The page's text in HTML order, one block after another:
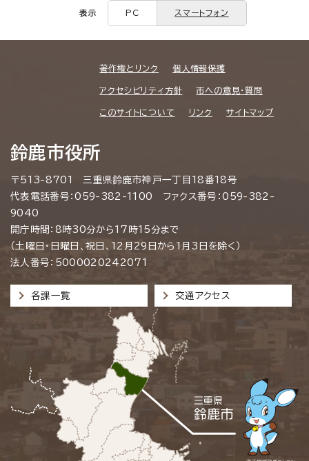
表示 PC スマートフォン
著作権とリンク 個人情報保護
アクセシビリティ方針 市への意見・質問
このサイトについて リンク サイトマップ
鈴鹿市役所
〒513-8701 三重県鈴鹿市神戸一丁目18番18号
代表電話番号：059-382-1100 ファクス番号：059-382-
9040
開庁時間：8時30分から17時15分まで
（土曜日・日曜日、祝日、12月29日から1月3日を除く）
法人番号：5000020242071
各課一覧 交通アクセス